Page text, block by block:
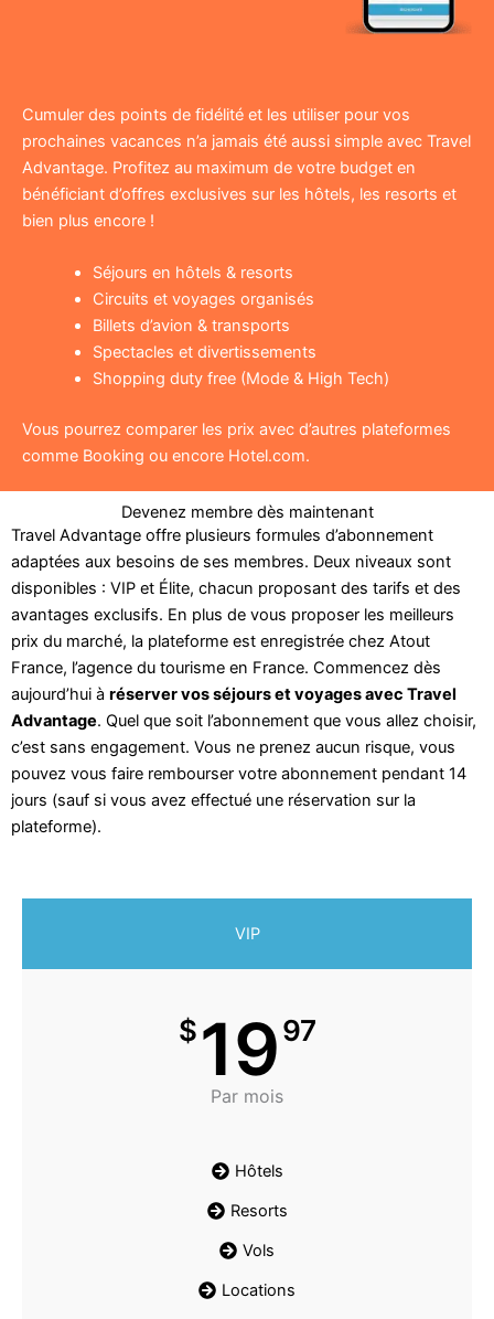
Cumuler des points de fidélité et les utiliser pour vos
prochaines vacances n’a jamais été aussi simple avec Travel
Advantage. Profitez au maximum de votre budget en
bénéficiant d’offres exclusives sur les hôtels, les resorts et
bien plus encore !
Séjours en hôtels & resorts
Circuits et voyages organisés
Billets d’avion & transports
Spectacles et divertissements
Shopping duty free (Mode & High Tech)
Vous pourrez comparer les prix avec d’autres plateformes
comme Booking ou encore Hotel.com.
Devenez membre dès maintenant
Travel Advantage offre plusieurs formules d’abonnement
adaptées aux besoins de ses membres. Deux niveaux sont
disponibles : VIP et Élite, chacun proposant des tarifs et des
avantages exclusifs. En plus de vous proposer les meilleurs
prix du marché, la plateforme est enregistrée chez Atout
France, l’agence du tourisme en France. Commencez dès
aujourd’hui à réserver vos séjours et voyages avec Travel
Advantage. Quel que soit l’abonnement que vous allez choisir,
c’est sans engagement. Vous ne prenez aucun risque, vous
pouvez vous faire rembourser votre abonnement pendant 14
jours (sauf si vous avez effectué une réservation sur la
plateforme).
VIP
$1997
Par mois
Hôtels
Resorts
Vols
Locations